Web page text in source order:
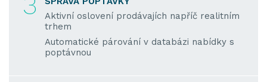
Aktivní oslovení prodávajích napříč realitním
trhem
Automatické párování v databázi nabídky s
poptávnou